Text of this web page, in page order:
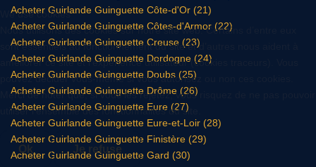
Acheter Guirlande Guinguette Côte-d'Or (21)
Acheter Guirlande Guinguette Côtes-d'Armor (22)
Acheter Guirlande Guinguette Creuse (23)
Acheter Guirlande Guinguette Dordogne (24)
Acheter Guirlande Guinguette Doubs (25)
Acheter Guirlande Guinguette Drôme (26)
Acheter Guirlande Guinguette Eure (27)
Acheter Guirlande Guinguette Eure-et-Loir (28)
Acheter Guirlande Guinguette Finistère (29)
Acheter Guirlande Guinguette Gard (30)
We use cookies
Nous utilisons des cookies sur notre site web. Certains d’entre eux
sont essentiels au fonctionnement du site et d’autres nous aident à
améliorer ce site et l’expérience utilisateur (cookies traceurs). Vous
pouvez décider vous-même si vous autorisez ou non ces cookies.
Merci de noter que, si vous les rejetez, vous risquez de ne pas pouvoir
utiliser l’ensemble des fonctionnalités du site.
Ok Je refuse